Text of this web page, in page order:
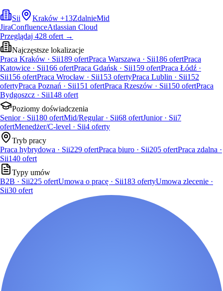
Sii Kraków +13ZdalnieMid
JiraConfluenceAtlassian Cloud
Przeglądaj 428 ofert →
Najczęstsze lokalizacje
Praca Kraków · Sii189 ofertPraca Warszawa · Sii186 ofertPraca
Katowice · Sii166 ofertPraca Gdańsk · Sii159 ofertPraca Łódź ·
Sii156 ofertPraca Wrocław · Sii153 ofertyPraca Lublin · Sii152
ofertyPraca Poznań · Sii151 ofertPraca Rzeszów · Sii150 ofertPraca
Bydgoszcz · Sii148 ofert
Poziomy doświadczenia
Senior · Sii180 ofertMid/Regular · Sii68 ofertJunior · Sii7
ofertMenedżer/C-level · Sii4 oferty
Tryb pracy
Praca hybrydowa · Sii229 ofertPraca biuro · Sii205 ofertPraca zdalna ·
Sii140 ofert
Typy umów
B2B · Sii225 ofertUmowa o pracę · Sii183 ofertyUmowa zlecenie ·
Sii30 ofert